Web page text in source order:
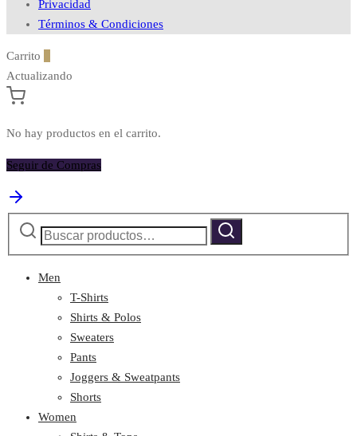
Privacidad
Términos & Condiciones
Carrito
Actualizando
No hay productos en el carrito.
Seguir de Compras
Buscar
Buscar
Men
T-Shirts
Shirts & Polos
Sweaters
Pants
Joggers & Sweatpants
Shorts
Women